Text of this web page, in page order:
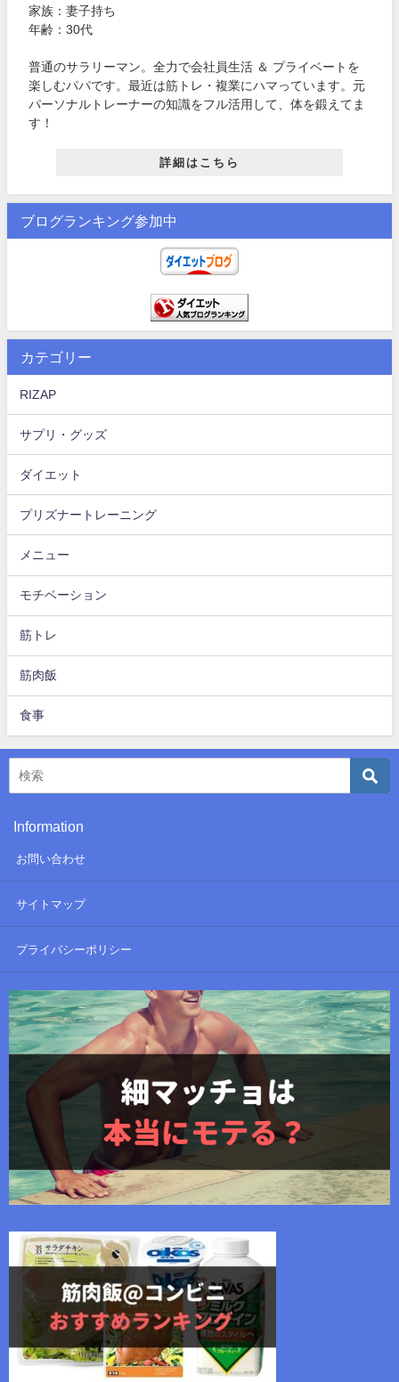
家族：妻子持ち
年齢：30代
普通のサラリーマン。全力で会社員生活 ＆ プライベートを
楽しむパパです。最近は筋トレ・複業にハマっています。元
パーソナルトレーナーの知識をフル活用して、体を鍛えてま
す！
詳細はこちら
ブログランキング参加中
カテゴリー
RIZAP
サプリ・グッズ
ダイエット
プリズナートレーニング
メニュー
モチベーション
筋トレ
筋肉飯
食事
Information
お問い合わせ
サイトマップ
プライバシーポリシー